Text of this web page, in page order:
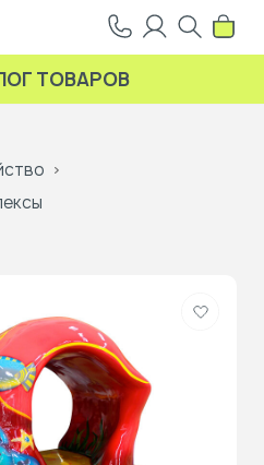
ТОВАРОВ